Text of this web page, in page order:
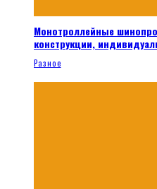
Монотроллейные
конструкции,
Разное